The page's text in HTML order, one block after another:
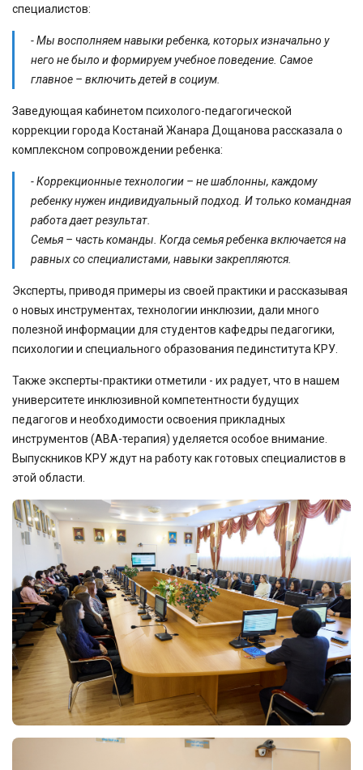
специалистов:
- Мы восполняем навыки ребенка, которых изначально у
него не было и формируем учебное поведение. Самое
главное – включить детей в социум.
Заведующая кабинетом психолого-педагогической
коррекции города Костанай Жанара Дощанова рассказала о
комплексном сопровождении ребенка:
- Коррекционные технологии – не шаблонны, каждому
ребенку нужен индивидуальный подход. И только командная
работа дает результат.
Семья – часть команды. Когда семья ребенка включается на
равных со специалистами, навыки закрепляются.
Эксперты, приводя примеры из своей практики и рассказывая
о новых инструментах, технологии инклюзии, дали много
полезной информации для студентов кафедры педагогики,
психологии и специального образования пединститута КРУ.
Также эксперты-практики отметили - их радует, что в нашем
университете инклюзивной компетентности будущих
педагогов и необходимости освоения прикладных
инструментов (АВА-терапия) уделяется особое внимание.
Выпускников КРУ ждут на работу как готовых специалистов в
этой области.